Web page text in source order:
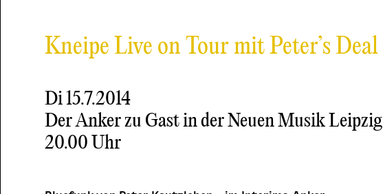
Kneipe Live on Tour mit Peter’s Deal
Di15.7.2014
Der Anker zu Gast in der Neuen Musik Leipzig
20.00 Uhr